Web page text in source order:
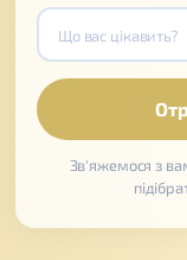
Зв'яжемося з